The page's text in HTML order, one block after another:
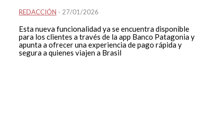
REDACCIÓN - 27/01/2026
Esta nueva funcionalidad ya se encuentra disponible
para los clientes a través de la app Banco Patagonia y
apunta a ofrecer una experiencia de pago rápida y
segura a quienes viajen a Brasil